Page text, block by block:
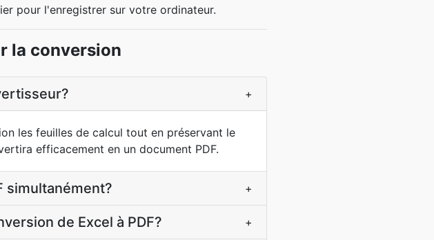
pour l'enregistrer sur votre ordinateur.
la conversion
+
les feuilles de calcul tout en préservant le
efficacement en un document PDF.
simultanément? +
de Excel à PDF? +